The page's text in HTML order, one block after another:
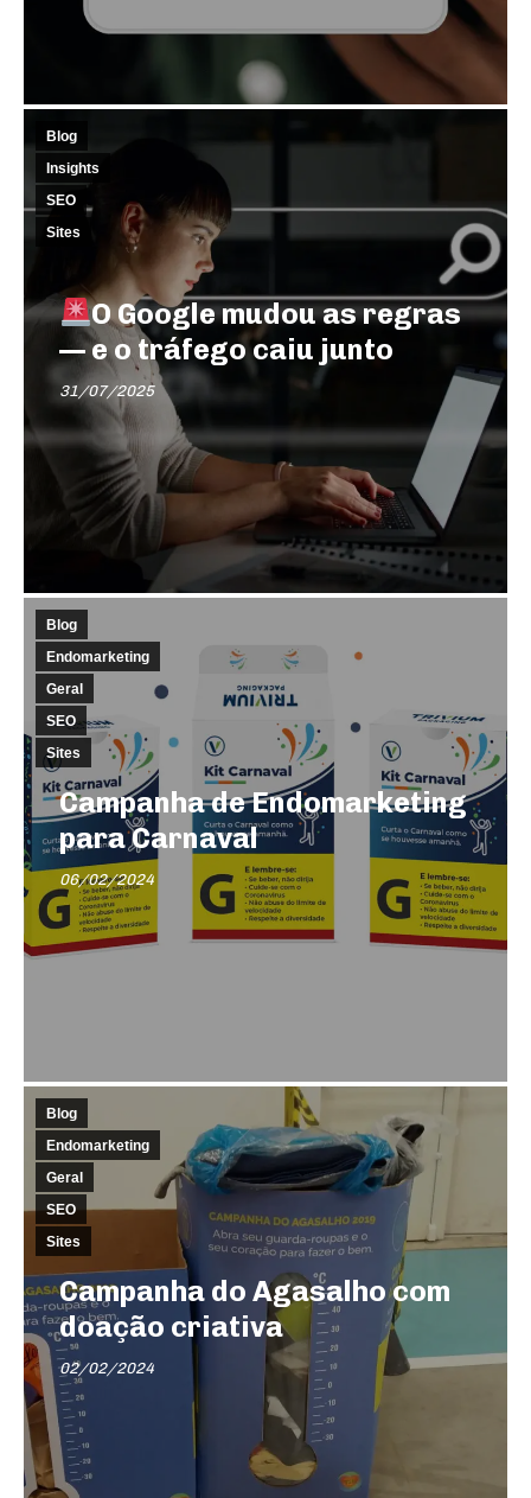
Blog
Insights
SEO
Sites
O Google mudou as regras
— e o tráfego caiu junto
31/07/2025
Blog
Endomarketing
Geral
SEO
Sites
Campanha de Endomarketing
para Carnaval
06/02/2024
Blog
Endomarketing
Geral
SEO
Sites
Campanha do Agasalho com
doação criativa
02/02/2024